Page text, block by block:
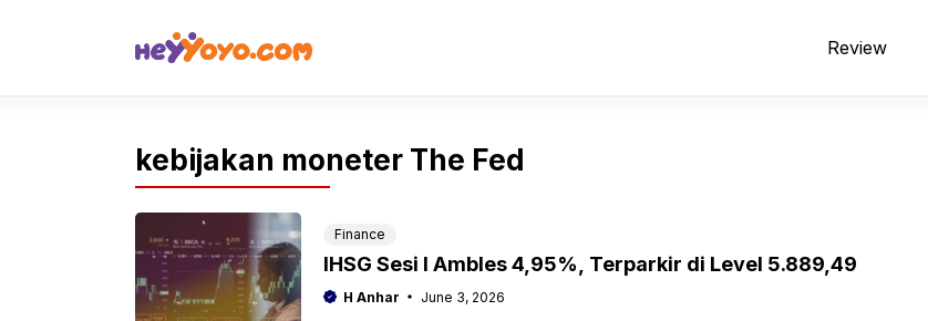
Review
kebijakan moneter The Fed
Finance
IHSG Sesi I Ambles 4,95%, Terparkir di Level 5.889,49
H Anhar June 3, 2026